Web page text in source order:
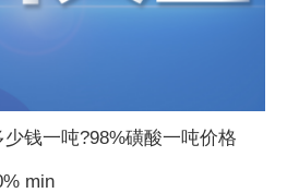
钱一吨?98%磺酸一吨价格
min